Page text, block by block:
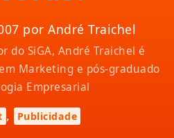
por André Traichel
do SiGA, André Traichel é
Marketing e pós-graduado
Empresarial
, Publicidade